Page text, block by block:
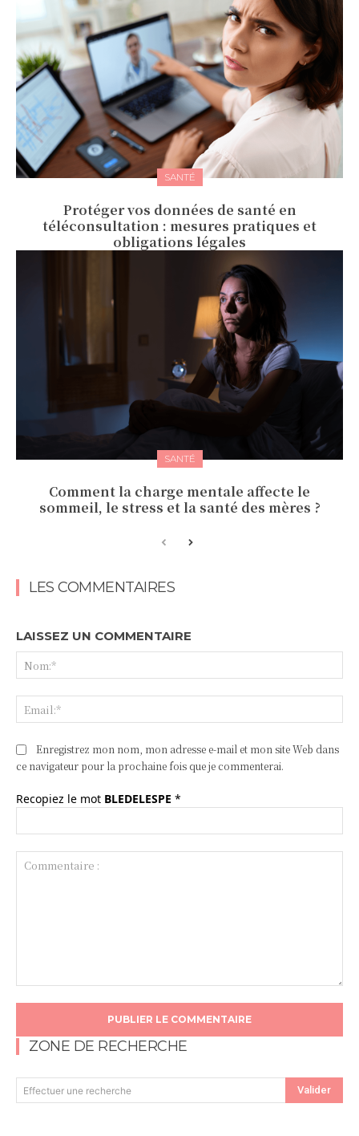
SANTÉ
Protéger vos données de santé en
téléconsultation : mesures pratiques et
obligations légales
SANTÉ
Comment la charge mentale affecte le
sommeil, le stress et la santé des mères ?
LES COMMENTAIRES
LAISSEZ UN COMMENTAIRE
Enregistrez mon nom, mon adresse e-mail et mon site Web dans
ce navigateur pour la prochaine fois que je commenterai.
Recopiez le mot BLEDELESPE *
ZONE DE RECHERCHE
Effectuer une recherche Valider